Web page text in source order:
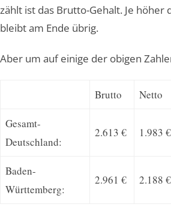
zählt ist das Brutto-Gehalt. Je höher
bleibt am Ende übrig.
Aber um auf einige der obigen
Brutto Netto
Gesamt-
Deutschland:
2.613 € 1.983 €
Baden-
Württemberg:
2.961 € 2.188 €